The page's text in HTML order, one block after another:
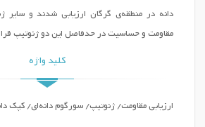
دانه در منطقه‌ی گرگان ارزیابی شدند و سایر
مقاومت و حساسیت در حدفاصل این دو ژنوتیپ
کلید واژه
ارزیابی مقاومت/ ژنوتیپ/ سورگوم دانه‌ای/ کپک